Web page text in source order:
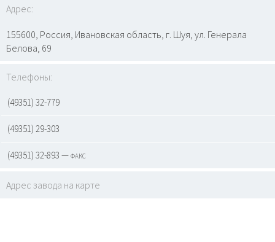
Адрес:
155600, Россия, Ивановская область, г. Шуя, ул. Генерала
Белова, 69
Телефоны:
(49351) 32-779
(49351) 29-303
(49351) 32-893 — факс
Адрес завода на карте